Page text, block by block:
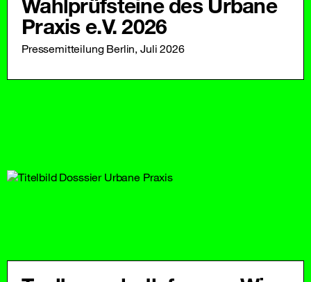
Wahlprüfsteine des Urbane
Praxis e.V. 2026
Pressemitteilung Berlin, Juli 2026